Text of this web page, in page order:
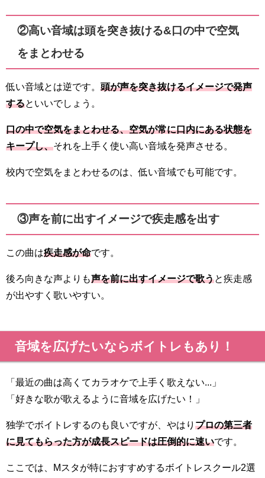
②高い音域は頭を突き抜ける&口の中で空気
をまとわせる
低い音域とは逆です。 頭が声を突き抜けるイメージで発声
するといいでしょう。
口の中で空気をまとわせる、空気が常に口内にある状態を
キープし、それを上手く使い高い音域を発声させる。
校内で空気をまとわせるのは、低い音域でも可能です。
③声を前に出すイメージで疾走感を出す
この曲は疾走感が命です。
後ろ向きな声よりも声を前に出すイメージで歌うと疾走感
が出やすく歌いやすい。
音域を広げたいならボイトレもあり！
「最近の曲は高くてカラオケで上手く歌えない...」
「好きな歌が歌えるように音域を広げたい！」
独学でボイトレするのも良いですが、やはり プロの第三者
に見てもらった方が成長スピードは圧倒的に速いです。
ここでは、Mスタが特におすすめするボイトレスクール2選